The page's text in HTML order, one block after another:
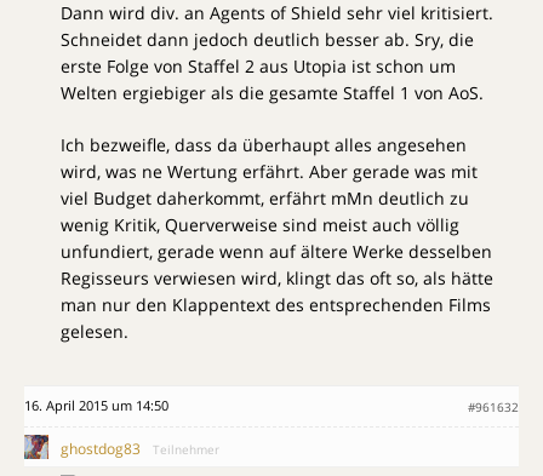
Dann wird div. an Agents of Shield sehr viel kritisiert.
Schneidet dann jedoch deutlich besser ab. Sry, die
erste Folge von Staffel 2 aus Utopia ist schon um
Welten ergiebiger als die gesamte Staffel 1 von AoS.
Ich bezweifle, dass da überhaupt alles angesehen
wird, was ne Wertung erfährt. Aber gerade was mit
viel Budget daherkommt, erfährt mMn deutlich zu
wenig Kritik, Querverweise sind meist auch völlig
unfundiert, gerade wenn auf ältere Werke desselben
Regisseurs verwiesen wird, klingt das oft so, als hätte
man nur den Klappentext des entsprechenden Films
gelesen.
16. April 2015 um 14:50 #961632
ghostdog83 Teilnehmer